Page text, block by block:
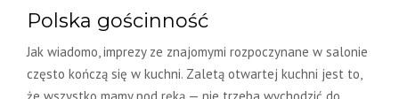
Polska gościnność
Jak wiadomo, imprezy ze znajomymi rozpoczynane w salonie
często kończą się w kuchni. Zaletą otwartej kuchni jest to,